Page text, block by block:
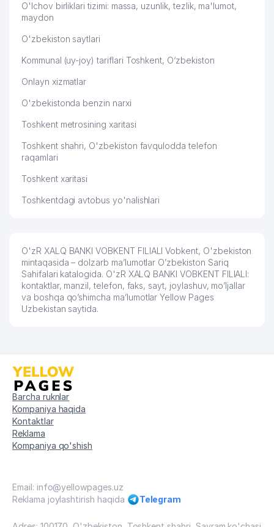
O'lchov birliklari tizimi: massa, uzunlik, tezlik, ma'lumot,
maydon
O'zbekiston saytlari
Kommunal (uy-joy) tariflari Toshkent, O‘zbekiston
Onlayn xizmatlar
O'zbekistonda benzin narxi
Toshkent metrosining xaritasi
Toshkent shahri, O'zbekiston favqulodda telefon
raqamlari
Toshkent xaritasi
Toshkentdagi avtobus yo'nalishlari
O'zR XALQ BANKI VOBKENT FILIALI Vobkent, O'zbekiston
mintaqasida – dolzarb ma’lumotlar O’zbekiston Sariq
Sahifalari katalogida. O'zR XALQ BANKI VOBKENT FILIALI:
kontaktlar, manzil, telefon, faks, sayt, joylashuv, mo’ljallar
va boshqa qo’shimcha ma’lumotlar Yellow Pages
Uzbekistan saytida.
Barcha ruknlar
Kompaniya haqida
Kontaktlar
Reklama
Kompaniya qo'shish
Email: info@yellowpages.uz
Reklama joylashtirish haqida
Telegram